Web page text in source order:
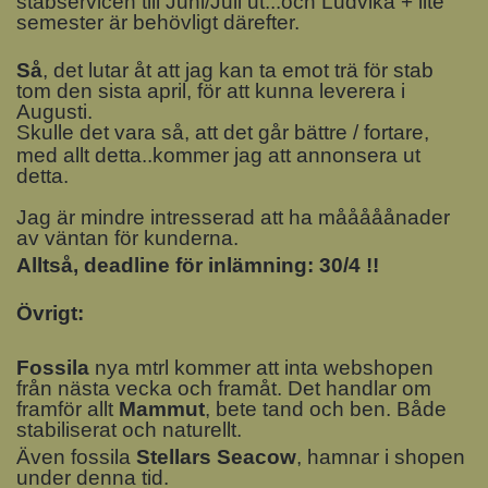
semester är behövligt därefter.
Så, det lutar åt att jag kan ta emot trä för stab
tom den sista april, för att kunna leverera i
Augusti.
Skulle det vara så, att det går bättre / fortare,
med allt detta..kommer jag att annonsera ut
detta.
Jag är mindre intresserad att ha mååååånader
av väntan för kunderna.
Alltså, deadline för inlämning: 30/4 !!
Övrigt:
Fossila nya mtrl kommer att inta webshopen
från nästa vecka och framåt. Det handlar om
framför allt Mammut, bete tand och ben. Både
stabiliserat och naturellt.
Även fossila Stellars Seacow, hamnar i shopen
under denna tid.